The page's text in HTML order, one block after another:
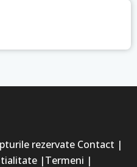
rezervate Contact |
|Termeni |